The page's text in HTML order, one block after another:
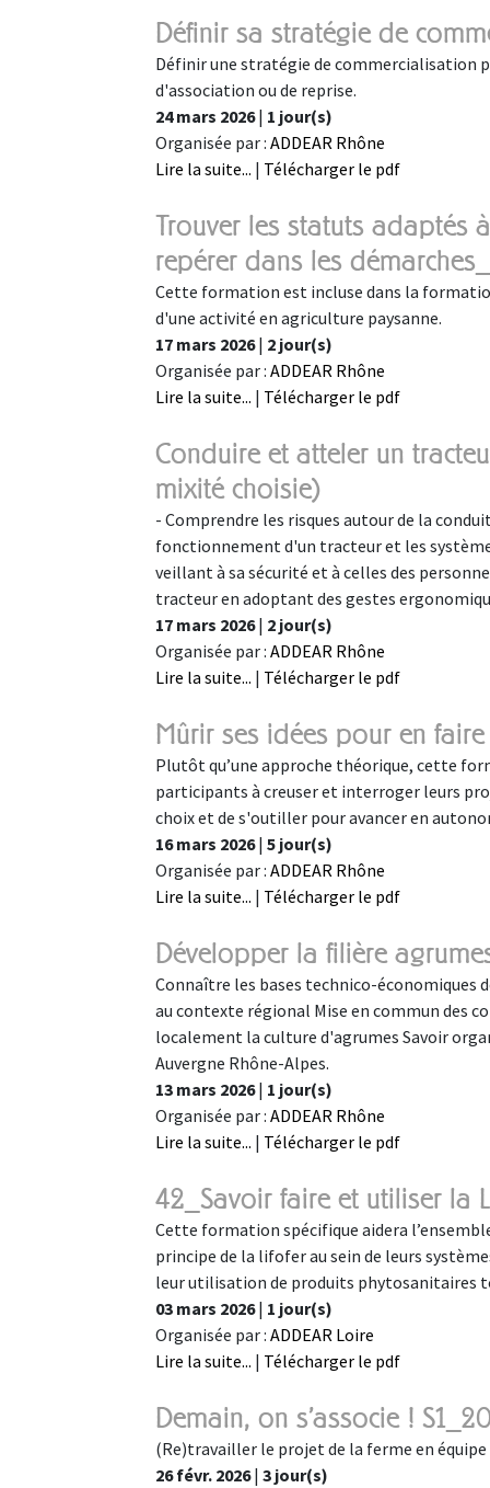
Définir sa stratégie de
Définir une stratégie de commercialisation
d'association ou de reprise.
24 mars 2026| 1 jour(s)
Organisée par : ADDEAR Rhône
Lire la suite... | Télécharger le pdf
Trouver les statuts adaptés
repérer dans les
Cette formation est incluse dans la
d'une activité en agriculture paysanne.
17 mars 2026| 2 jour(s)
Organisée par : ADDEAR Rhône
Lire la suite... | Télécharger le pdf
Conduire et atteler un
mixité choisie)
- Comprendre les risques autour de la
fonctionnement d'un tracteur et les
veillant à sa sécurité et à celles des
tracteur en adoptant des gestes
17 mars 2026| 2 jour(s)
Organisée par : ADDEAR Rhône
Lire la suite... | Télécharger le pdf
Mûrir ses idées pour en
Plutôt qu’une approche théorique, cette
participants à creuser et interroger leurs
choix et de s'outiller pour avancer en
16 mars 2026| 5 jour(s)
Organisée par : ADDEAR Rhône
Lire la suite... | Télécharger le pdf
Développer la filière
Connaître les bases technico-économiques
au contexte régional Mise en commun des
localement la culture d'agrumes Savoir
Auvergne Rhône-Alpes.
13 mars 2026| 1 jour(s)
Organisée par : ADDEAR Rhône
Lire la suite... | Télécharger le pdf
42_Savoir faire et utiliser la
Cette formation spécifique aidera
principe de la lifofer au sein de leurs
leur utilisation de produits phytosanitaires
03 mars 2026| 1 jour(s)
Organisée par : ADDEAR Loire
Lire la suite... | Télécharger le pdf
Demain, on s'associe !
(Re)travailler le projet de la ferme en équipe
26 févr. 2026| 3 jour(s)